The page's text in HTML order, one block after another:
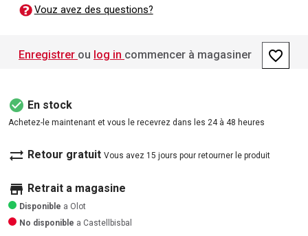
Vouz avez des questions?
Enregistrer ou log in commencer à magasiner favorite_border
check_circle En stock
Achetez-le maintenant et vous le recevrez dans les 24 à 48 heures
sync_alt Retour gratuit Vous avez 15 jours pour retourner le produit
store Retrait a magasine
Disponible a Olot
No disponible a Castellbisbal